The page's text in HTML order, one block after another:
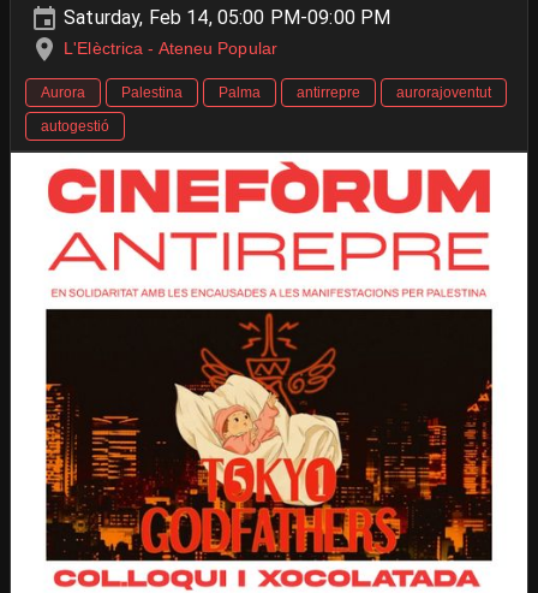
Saturday, Feb 14, 05:00 PM-09:00 PM
L'Elèctrica - Ateneu Popular
Aurora Palestina Palma antirrepre
aurorajoventut
autogestió